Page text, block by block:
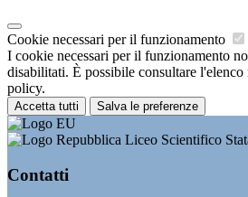
Cookie necessari per il funzionamento
I cookie necessari per il funzionamento
disabilitati. È possibile consultare
policy.
Accetta tutti Salva le preferenze
Liceo Scientifico
Contatti